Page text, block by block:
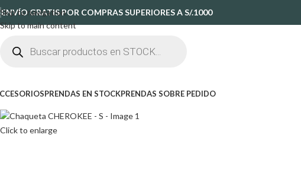
Skip to navigation
Skip to main content
ENVÍO GRATIS POR COMPRAS SUPERIORES A S/.1000
PRENDAS EN STOCKPRENDAS SOBRE PEDIDO
Click to enlarge